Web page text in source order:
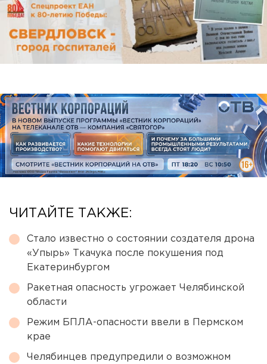
ЧИТАЙТЕ ТАКЖЕ:
Стало известно о состоянии создателя дрона
«Упырь» Ткачука после покушения под
Екатеринбургом
Ракетная опасность угрожает Челябинской
области
Режим БПЛА-опасности ввели в Пермском
крае
Челябинцев предупредили о возможном